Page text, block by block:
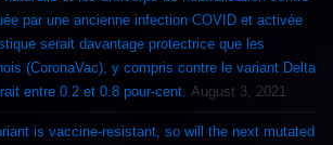
par une ancienne infection COVID et activée
que les
(CoronaVac), y compris contre le variant Delta
entre 0.2 et 0.8 pour-cent. August 3, 2021
is vaccine-resistant, so will the next mutated